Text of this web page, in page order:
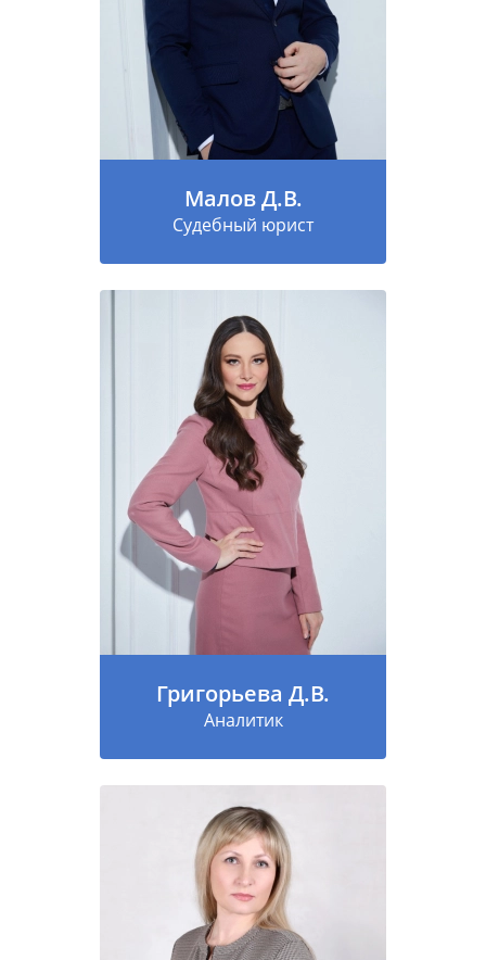
Малов Д.В.
Судебный юрист
Григорьева Д.В.
Аналитик